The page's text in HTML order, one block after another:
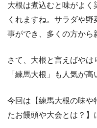
大根は煮込むと味がよく
くれますね。サラダや
事ができ、多くの方から
さて、大根と言えばやは
「練馬大根」も人気が高
今回は【練馬大根の味や
たお饅頭や大会とは？】